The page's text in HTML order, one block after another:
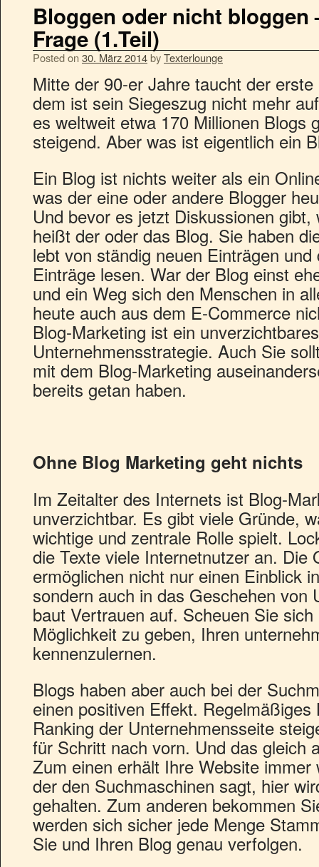
Bloggen oder nicht bloggen
Frage (1.Teil)
Posted on 30. März 2014byTexterlounge
Mitte der 90-er Jahre taucht der
dem ist sein Siegeszug nicht mehr
es weltweit etwa 170 Millionen Blogs
steigend. Aber was ist eigentlich ein
Ein Blog ist nichts weiter als ein
was der eine oder andere Blogger
Und bevor es jetzt Diskussionen
heißt der oder das Blog. Sie haben
lebt von ständig neuen Einträgen
Einträge lesen. War der Blog einst
und ein Weg sich den Menschen in
heute auch aus dem E-Commerce
Blog-Marketing ist ein
Unternehmensstrategie. Auch Sie
mit dem Blog-Marketing
bereits getan haben.
Ohne Blog Marketing geht nichts
Im Zeitalter des Internets ist Blog-
unverzichtbar. Es gibt viele Gründe,
wichtige und zentrale Rolle spielt.
die Texte viele Internetnutzer an. Die
ermöglichen nicht nur einen Einblick
sondern auch in das Geschehen von
baut Vertrauen auf. Scheuen Sie
Möglichkeit zu geben, Ihren
kennenzulernen.
Blogs haben aber auch bei der
einen positiven Effekt.
Ranking der Unternehmensseite
für Schritt nach vorn. Und das gleich
Zum einen erhält Ihre Website
der den Suchmaschinen sagt, hier
gehalten. Zum anderen bekommen
werden sich sicher jede Menge
Sie und Ihren Blog genau verfolgen.